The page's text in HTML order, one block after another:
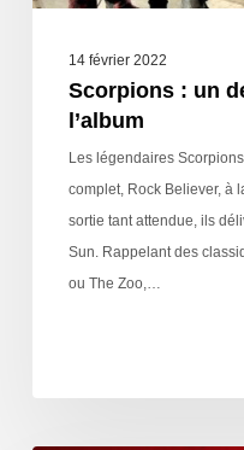
14 février 2022
Scorpions : un
l’album
Les légendaires
complet, Rock Believer, à
sortie tant attendue, ils
Sun. Rappelant des
ou The Zoo,…